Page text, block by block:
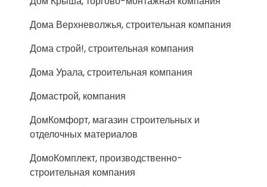
Дома Верхневолжья, строительная компания
Дома строй!, строительная компания
Дома Урала, строительная компания
Домастрой, компания
ДомКомфорт, магазин строительных и
отделочных материалов
ДомоКомплект, производственно-
строительная компания